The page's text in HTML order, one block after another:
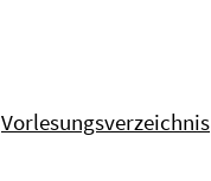
Vorlesungsverzeichnis